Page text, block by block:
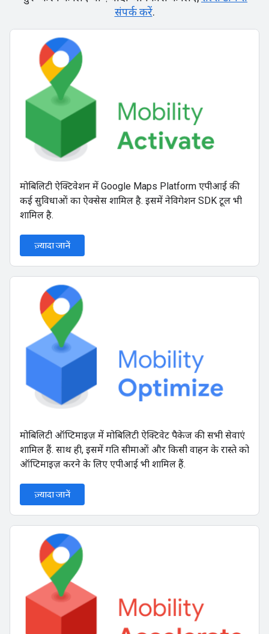
संपर्क करें.
मोबिलिटी ऐक्टिवेशन में Google Maps Platform एपीआई की
कई सुविधाओं का ऐक्सेस शामिल है. इसमें नेविगेशन SDK टूल भी
शामिल है.
ज़्यादा जानें
मोबिलिटी ऑप्टिमाइज़ में मोबिलिटी ऐक्टिवेट पैकेज की सभी सेवाएं
शामिल हैं. साथ ही, इसमें गति सीमाओं और किसी वाहन के रास्ते को
ऑप्टिमाइज़ करने के लिए एपीआई भी शामिल हैं.
ज़्यादा जानें